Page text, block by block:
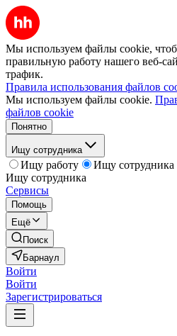
Мы используем файлы cookie,
правильную работу нашего веб-
трафик.
Правила использования файлов
Мы используем файлы cookie.
файлов cookie
Понятно
Ищу сотрудника
Ищу работу
Ищу сотрудника
Ищу сотрудника
Сервисы
Помощь
Ещё
Поиск
Барнаул
Войти
Войти
Зарегистрироваться